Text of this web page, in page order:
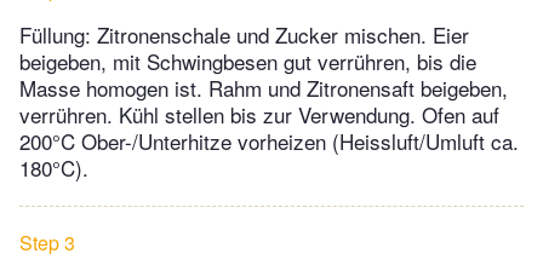
Füllung: Zitronenschale und Zucker mischen. Eier
beigeben, mit Schwingbesen gut verrühren, bis die
Masse homogen ist. Rahm und Zitronensaft beigeben,
verrühren. Kühl stellen bis zur Verwendung. Ofen auf
200°C Ober-/Unterhitze vorheizen (Heissluft/Umluft ca.
180°C).
Step 3